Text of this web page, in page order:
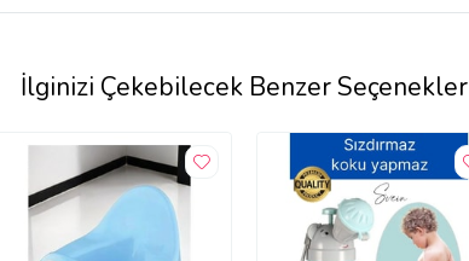
İlginizi Çekebilecek Benzer Seçenekler